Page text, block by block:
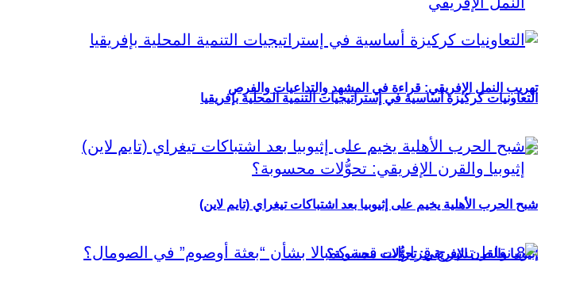
تهريب النمل الإفريقي: قراءة في المشهد والتداعيات والفرص
إثيوبيا والقرن الإفريقي: تحوُّلات محسوبة؟
التعاونيات كركيزة أساسية في إستراتيجيات التنمية المحلية بإفريقيا
شبح الحرب الأهلية يخيم على إثيوبيا بعد اشتباكات تيغراي (تايم لاين)